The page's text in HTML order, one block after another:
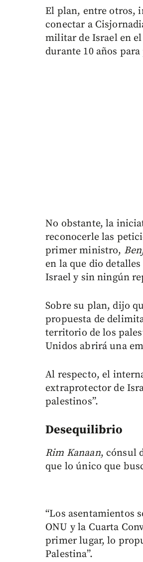
El plan, entre otros,
conectar a
militar de Israel en el
durante 10 años
No obstante, la
reconocerle las
primer ministro,
en la que dio
Israel y sin ningún
Sobre su plan, dijo
propuesta de
territorio de los
Unidos abrirá una
Al respecto, el
extraprotector de
palestinos”.
Desequilibrio
Rim Kanaan, cónsul
que lo único que
“Los asentamientos
ONU y la Cuarta
primer lugar, lo
Palestina”.